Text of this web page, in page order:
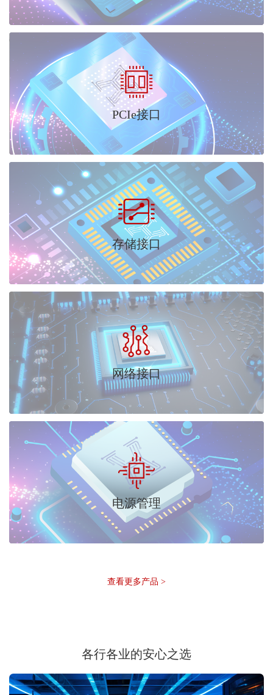
PCIe接口
存储接口
网络接口
电源管理
查看更多产品 >
各行各业的安心之选